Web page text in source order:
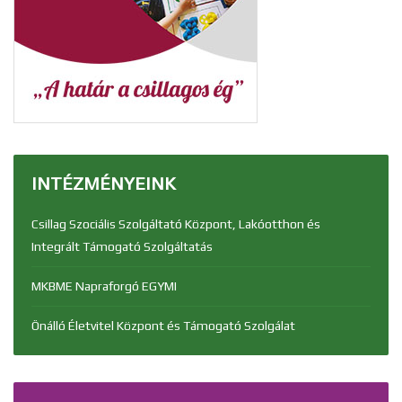
INTÉZMÉNYEINK
Csillag Szociális Szolgáltató Központ, Lakóotthon és
Integrált Támogató Szolgáltatás
MKBME Napraforgó EGYMI
Önálló Életvitel Központ és Támogató Szolgálat